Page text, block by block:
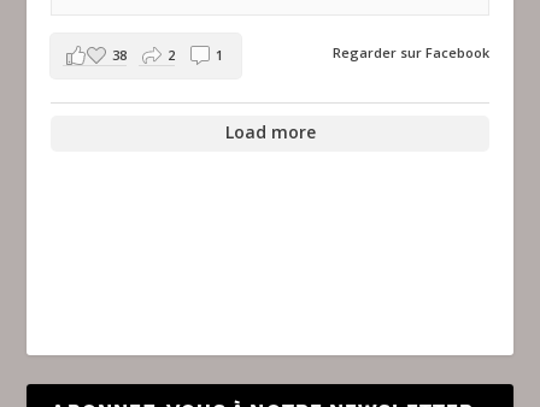
Regarder sur Facebook
38 2 1
Load more